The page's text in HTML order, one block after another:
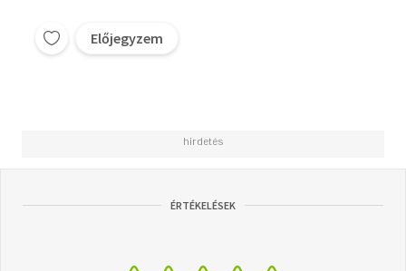
Előjegyzem
ÉRTÉKELÉSEK